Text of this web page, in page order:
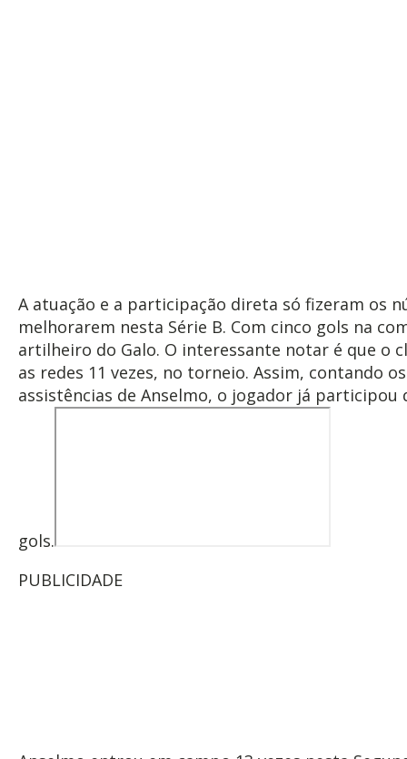
A atuação e a participação direta só fizeram os
melhorarem nesta Série B. Com cinco gols na
artilheiro do Galo. O interessante notar é que o
as redes 11 vezes, no torneio. Assim, contando
assistências de Anselmo, o jogador já participou
gols.
PUBLICIDADE